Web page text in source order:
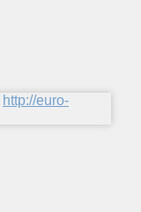
http://euro-